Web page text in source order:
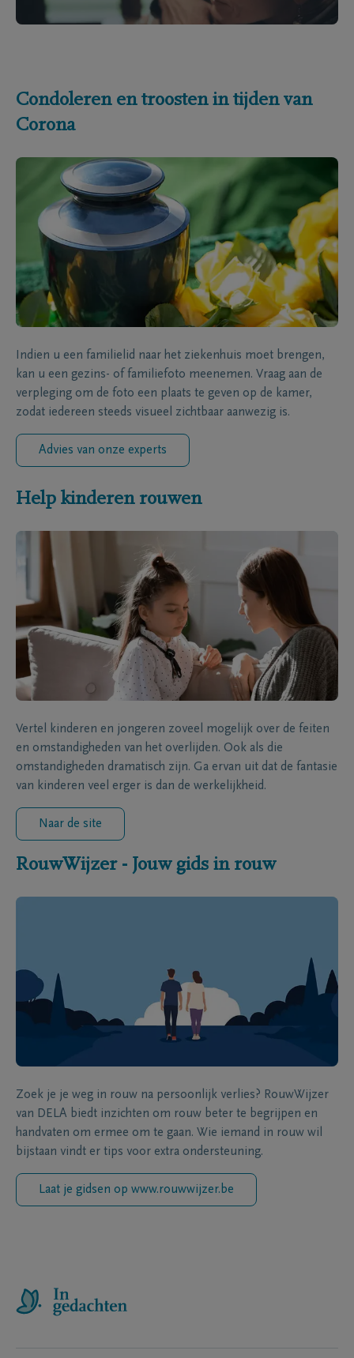
Condoleren en troosten in tijden van
Corona
Indien u een familielid naar het ziekenhuis moet brengen,
kan u een gezins- of familiefoto meenemen. Vraag aan de
verpleging om de foto een plaats te geven op de kamer,
zodat iedereen steeds visueel zichtbaar aanwezig is.
Advies van onze experts
Help kinderen rouwen
Vertel kinderen en jongeren zoveel mogelijk over de feiten
en omstandigheden van het overlijden. Ook als die
omstandigheden dramatisch zijn. Ga ervan uit dat de fantasie
van kinderen veel erger is dan de werkelijkheid.
Naar de site
RouwWijzer - Jouw gids in rouw
Zoek je je weg in rouw na persoonlijk verlies? RouwWijzer
van DELA biedt inzichten om rouw beter te begrijpen en
handvaten om ermee om te gaan. Wie iemand in rouw wil
bijstaan vindt er tips voor extra ondersteuning.
Laat je gidsen op www.rouwwijzer.be